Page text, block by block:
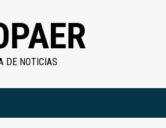
DE NOTICIAS